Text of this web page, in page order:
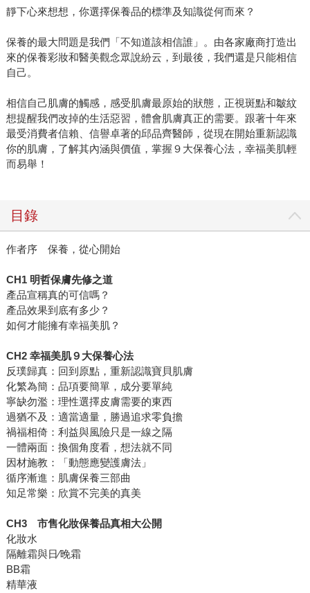
靜下心來想想，你選擇保養品的標準及知識從何而來？
保養的最大問題是我們「不知道該相信誰」。由各家廠商打造出
來的保養彩妝和醫美觀念眾說紛云，到最後，我們還是只能相信
自己。
相信自己肌膚的觸感，感受肌膚最原始的狀態，正視斑點和皺紋
想提醒我們改掉的生活惡習，體會肌膚真正的需要。跟著十年來
最受消費者信賴、信譽卓著的邱品齊醫師，從現在開始重新認識
你的肌膚，了解其內涵與價值，掌握９大保養心法，幸福美肌輕
而易舉！
目錄
作者序 保養，從心開始
CH1 明哲保膚先修之道
產品宣稱真的可信嗎？
產品效果到底有多少？
如何才能擁有幸福美肌？
CH2 幸福美肌９大保養心法
反璞歸真：回到原點，重新認識寶貝肌膚
化繁為簡：品項要簡單，成分要單純
寧缺勿濫：理性選擇皮膚需要的東西
過猶不及：適當適量，勝過追求零負擔
禍福相倚：利益與風險只是一線之隔
一體兩面：換個角度看，想法就不同
因材施教：「動態應變護膚法」
循序漸進：肌膚保養三部曲
知足常樂：欣賞不完美的真美
CH3 市售化妝保養品真相大公開
化妝水
隔離霜與日∕晚霜
BB霜
精華液